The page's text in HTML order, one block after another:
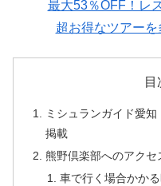
最大53％OFF！レ
超お得なツアー
目
ミシュランガイド愛
掲載
熊野倶楽部へのアクセ
車で行く場合かか